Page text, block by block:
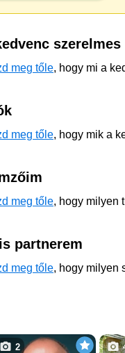
szerelmes
meg tőle, hogy mi a
meg tőle, hogy mik a
meg tőle, hogy milyen
partnerem
meg tőle, hogy milyen
2